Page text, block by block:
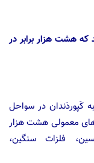
هشت هزار برابر در
کَپوردَندان در سواحل
معمولی هشت هزار
فلزات سنگین،